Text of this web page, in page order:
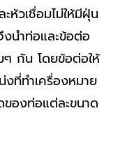
หัวเชื่อมไม่ให้มีฝุ่น
นำท่อและข้อต่อ
กัน โดยข้อต่อให้
ที่ทำเครื่องหมาย
ของท่อแต่ละขนาด